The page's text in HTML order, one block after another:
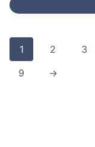
1 2 3
9
→